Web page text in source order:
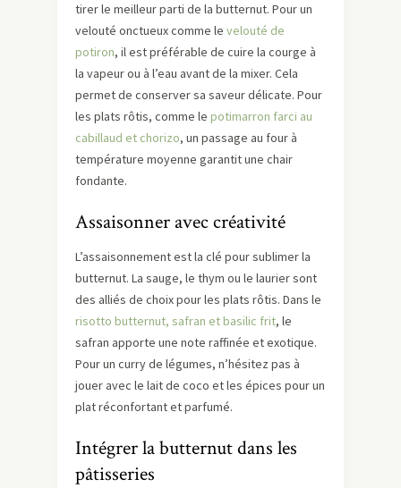
tirer le meilleur parti de la butternut. Pour un
velouté onctueux comme le velouté de
potiron, il est préférable de cuire la courge à
la vapeur ou à l’eau avant de la mixer. Cela
permet de conserver sa saveur délicate. Pour
les plats rôtis, comme le potimarron farci au
cabillaud et chorizo, un passage au four à
température moyenne garantit une chair
fondante.
Assaisonner avec créativité
L’assaisonnement est la clé pour sublimer la
butternut. La sauge, le thym ou le laurier sont
des alliés de choix pour les plats rôtis. Dans le
risotto butternut, safran et basilic frit, le
safran apporte une note raffinée et exotique.
Pour un curry de légumes, n’hésitez pas à
jouer avec le lait de coco et les épices pour un
plat réconfortant et parfumé.
Intégrer la butternut dans les
pâtisseries